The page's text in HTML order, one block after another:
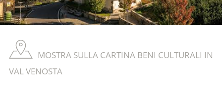
MOSTRA SULLA CARTINA BENI CULTURALI IN
VAL VENOSTA